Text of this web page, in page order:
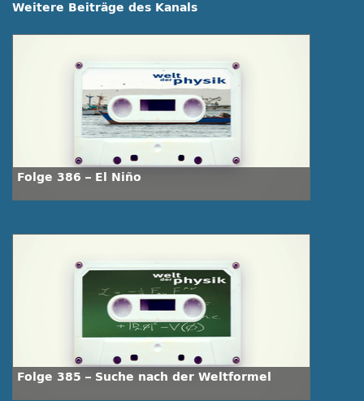
Weitere Beiträge des Kanals
Folge 386 – El Niño
Folge 385 – Suche nach der Weltformel